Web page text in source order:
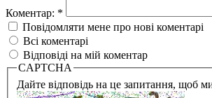
Коментар: *
Повідомляти мене про нові коментарі
Всі коментарі
Відповіді на мій коментар
CAPTCHA
Дайте відповідь на це запитання, щоб